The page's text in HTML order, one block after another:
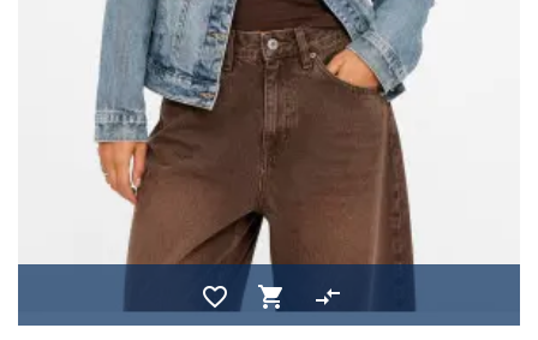
favorite_border shopping_cart compare_arrows